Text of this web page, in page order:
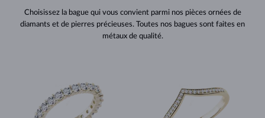
Choisissez la bague qui vous convient parmi nos pièces ornées de
diamants et de pierres précieuses. Toutes nos bagues sont faites en
métaux de qualité.